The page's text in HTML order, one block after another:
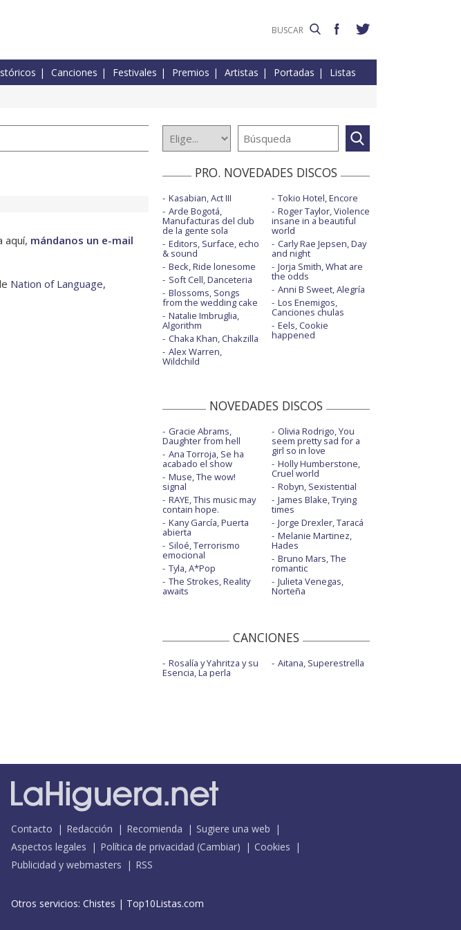
Canciones Festivales Premios Artistas Portadas Listas
aquí, mándanos un e-mail
Nation of Language,
PRO. NOVEDADES DISCOS
Kasabian, Act III
Arde Bogotá,
Manufacturas del club
de la gente sola
Editors, Surface, echo
& sound
Beck, Ride lonesome
Soft Cell, Danceteria
Blossoms, Songs
from the wedding cake
Natalie Imbruglia,
Algorithm
Chaka Khan, Chakzilla
Alex Warren,
Wildchild
Tokio Hotel, Encore
Roger Taylor, Violence
insane in a beautiful
world
Carly Rae Jepsen, Day
and night
Jorja Smith, What are
the odds
Anni B Sweet, Alegría
Los Enemigos,
Canciones chulas
Eels, Cookie
happened
NOVEDADES DISCOS
Gracie Abrams,
Daughter from hell
Ana Torroja, Se ha
acabado el show
Muse, The wow!
signal
RAYE, This music may
contain hope.
Kany García, Puerta
abierta
Siloé, Terrorismo
emocional
Tyla, A*Pop
The Strokes, Reality
awaits
Olivia Rodrigo, You
seem pretty sad for a
girl so in love
Holly Humberstone,
Cruel world
Robyn, Sexistential
James Blake, Trying
times
Jorge Drexler, Taracá
Melanie Martinez,
Hades
Bruno Mars, The
romantic
Julieta Venegas,
Norteña
CANCIONES
Rosalía y Yahritza y su
Esencia, La perla
Aitana, Superestrella
Contacto Redacción Recomienda
Sugiere una web
Aspectos legales
Política de privacidad (Cambiar)
Cookies
Publicidad y webmasters
RSS
Otros servicios: Chistes | Top10Listas.com